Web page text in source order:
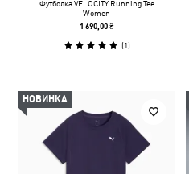
Футболка VELOCITY Running Tee
Women
1 690,00 ₴
(1)
НОВИНКА